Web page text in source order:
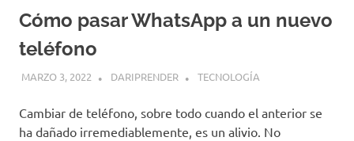
Cómo pasar WhatsApp a un nuevo
teléfono
MARZO 3, 2022 DARIPRENDER TECNOLOGÍA
Cambiar de teléfono, sobre todo cuando el anterior se
ha dañado irremediablemente, es un alivio. No